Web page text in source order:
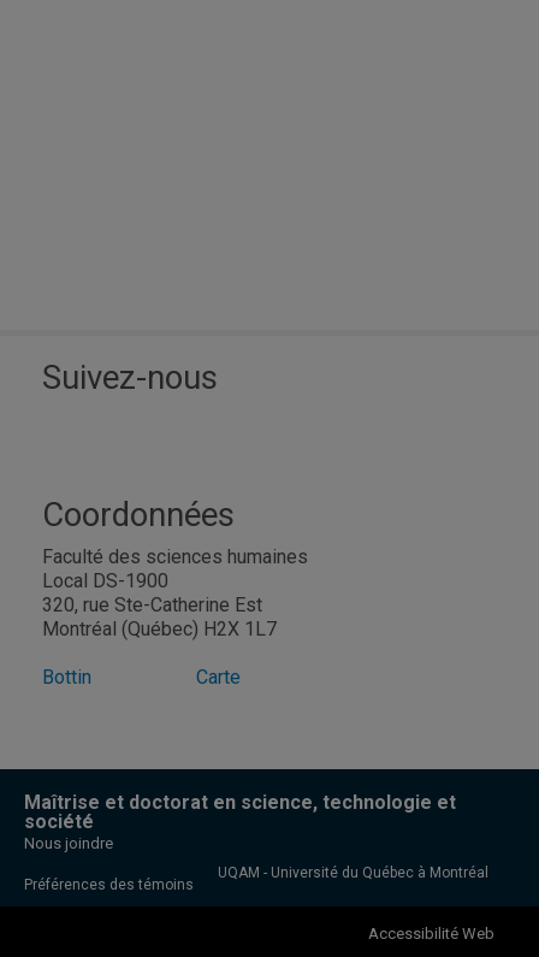
Suivez-nous
Coordonnées
Faculté des sciences humaines
Local DS-1900
320, rue Ste-Catherine Est
Montréal (Québec) H2X 1L7
Bottin Carte
Maîtrise et doctorat en science, technologie et
société
Nous joindre
Préférences des témoins
UQAM - Université du Québec à Montréal
Accessibilité Web